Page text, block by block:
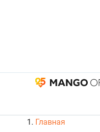
Главная